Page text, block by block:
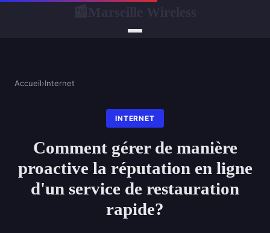
Accueil›Internet
INTERNET
Comment gérer de manière
proactive la réputation en ligne
d'un service de restauration
rapide?